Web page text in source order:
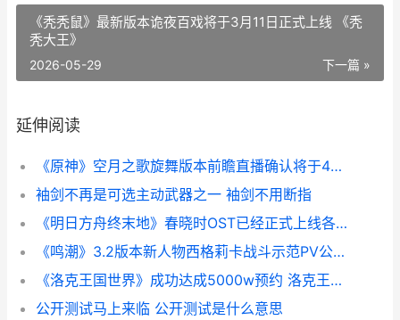
《秃秃鼠》最新版本诡夜百戏将于3月11日正式上线 《秃
秃大王》
下一篇 »
2026-05-29
延伸阅读
《原神》空月之歌旋舞版本前瞻直播确认将于4月8日正式播出 原神空月之歌官方下载正版
袖剑不再是可选主动武器之一 袖剑不用断指
《明日方舟终末地》春晓时OST已经正式上线各大音乐平台 明日方舟终末地
《鸣潮》3.2版本新人物西格莉卡战斗示范PV公开 潮鸣前奏
《洛克王国世界》成功达成5000w预约 洛克王国世界云游戏
公开测试马上来临 公开测试是什么意思